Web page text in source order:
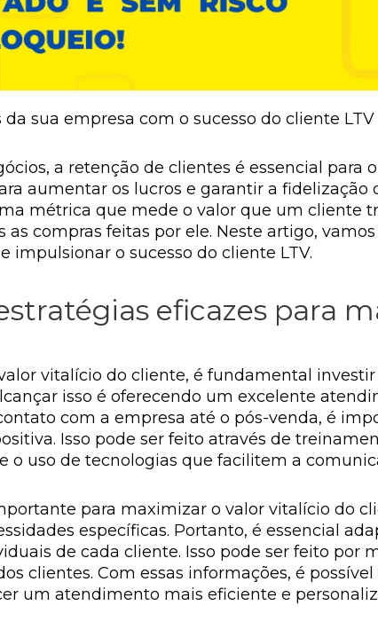
sua empresa com o sucesso do cliente LTV
a retenção de clientes é essencial
aumentar os lucros e garantir a fidelização
métrica que mede o valor que um cliente
as compras feitas por ele. Neste artigo,
impulsionar o sucesso do cliente LTV.
eficazes para
vitalício do cliente, é fundamental
isso é oferecendo um excelente
com a empresa até o pós-venda, é
Isso pode ser feito através de
o uso de tecnologias que facilitem a
para maximizar o valor vitalício do
específicas. Portanto, é essencial
de cada cliente. Isso pode ser feito por
clientes. Com essas informações, é
um atendimento mais eficiente e